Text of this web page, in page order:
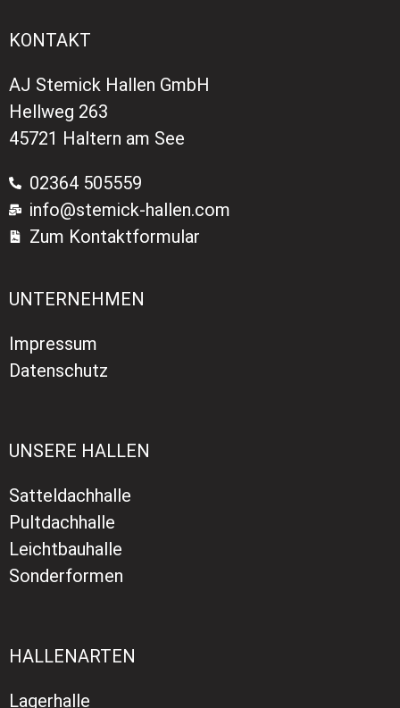
KONTAKT
AJ Stemick Hallen GmbH
Hellweg 263
45721 Haltern am See
02364 505559
info@stemick-hallen.com
Zum Kontaktformular
UNTERNEHMEN
Impressum
Datenschutz
UNSERE HALLEN
Satteldachhalle
Pultdachhalle
Leichtbauhalle
Sonderformen
HALLENARTEN
Lagerhalle